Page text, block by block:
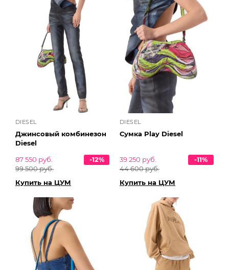
DIESEL
Джинсовый комбинезон
Diesel
87 550 руб.
99 500 руб.
-12%
Купить на ЦУМ
DIESEL
Сумка Play Diesel
39 250 руб.
44 600 руб.
-11%
Купить на ЦУМ